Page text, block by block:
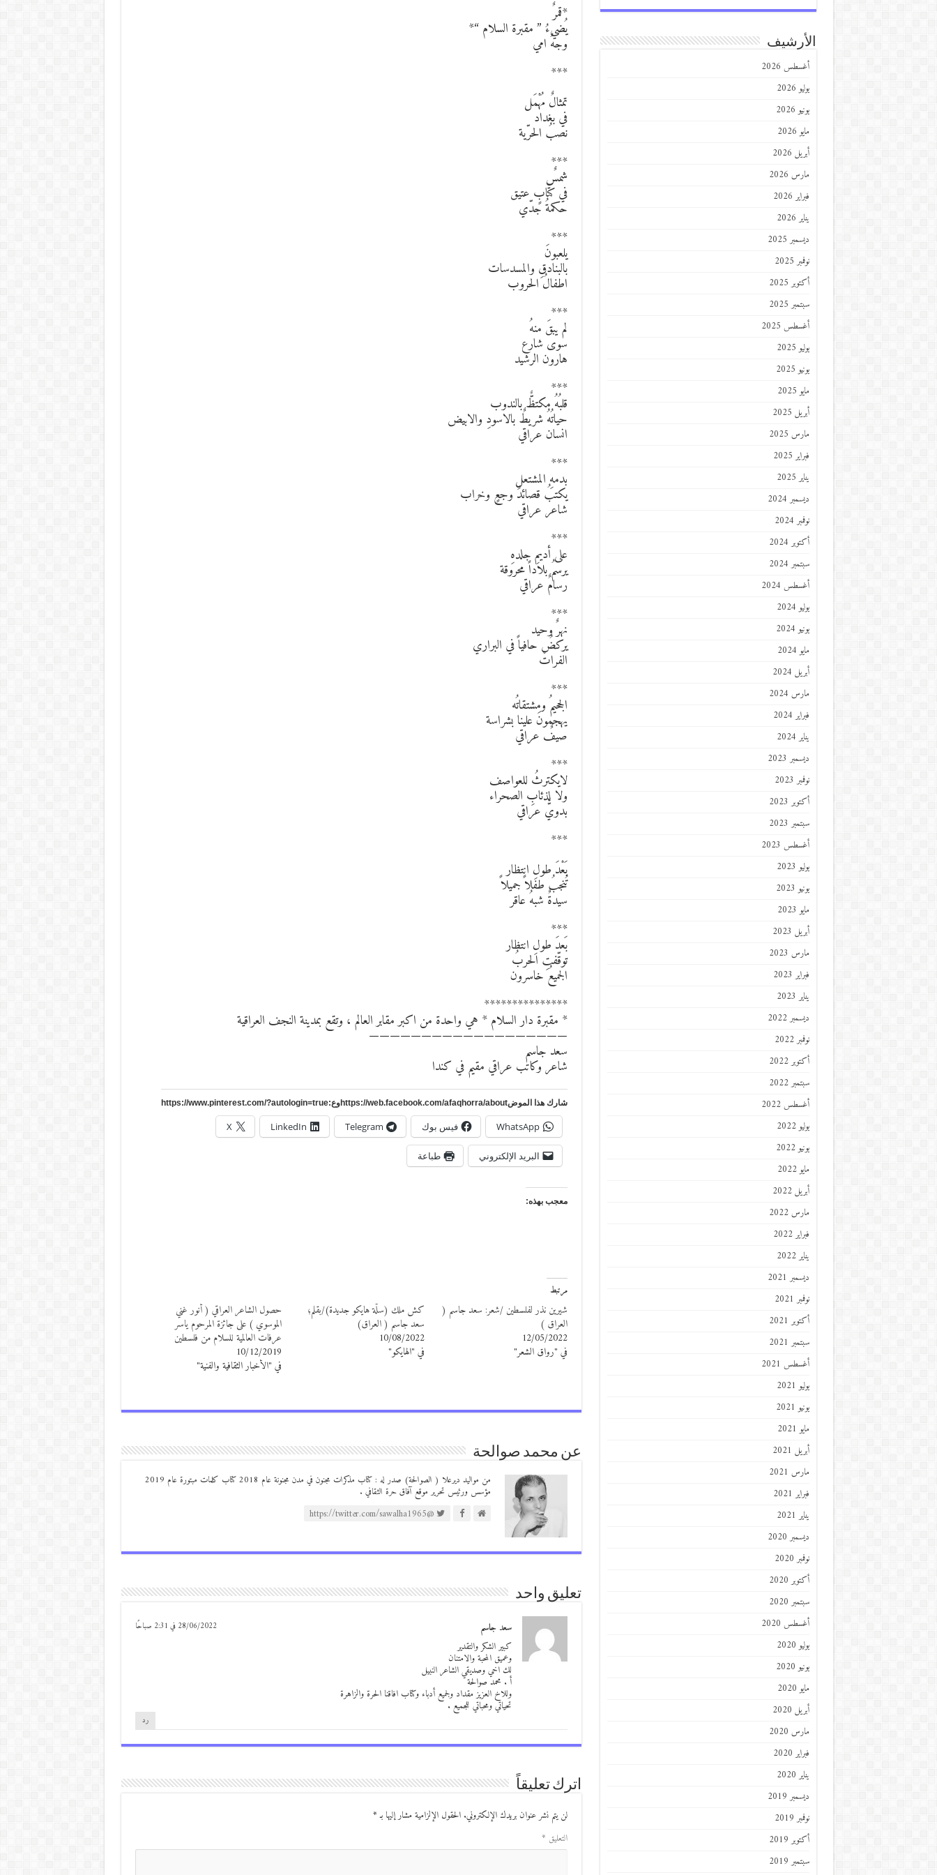
*قمرٌ
يُضيءُ ” مقبرة السلام “*
وجهُ امي
***
تمثالٌ مُهْمَل
في بغداد
نصبُ الحرّية
***
شمسٌ
في كتابٍ عتيق
حكمةُ جدّي
***
يلعبونَ
بالبنادقِ والمسدسات
اطفالُ الحروب
***
لم يبقَ منهُ
سوى شارع
هارون الرشيد
***
قلبُهُ مكتظٌّ بالندوب
حياتُهُ شريطٌ بالاسودِ والابيض
انسان عراقي
***
بدمهِ المشتعلِ
يكتبُ قصائدَ وجعٍ وخراب
شاعر عراقي
***
على أديمِ جلدهِ
يرسمُ بلاداً محروقة
رسامٌ عراقي
***
نهرٌ وحيد
يركضُ حافياً في البراري
الفراتْ
***
الجحيمُ ومشتقاتُه
يهجمونَ علينا بشراسة
صيفٌ عراقي
***
لايكترثُ للعواصف
ولا لذئابِ الصحراء
بدويٌّ عراقي
***
بَعْدَ طولِ انتظار
تُنجبُ طفلاً جميلاً
سيدةٌ شبهُ عاقر
***
بَعدَ طولِ انتظار
توقّفتِ الحربُ
الجميعُ خاسرون
***************
* مقبرة دار السلام * هي واحدة من اكبر مقابر العالم ، وتقع بمدينة النجف العراقية
———————————————————
سعد جاسم
شاعر وكاتب عراقي مقيم في كندا
شارك هذا الموضhttps://web.facebook.com/afaqhorra/aboutوع:https://www.pinterest.com/?autologin=true
WhatsApp فيس بوك Telegram
LinkedIn
X
البريد الإلكتروني طباعة
معجب بهذه:
مرتبط
شيرين نذر لفلسطين /شعر: سعد جاسم (
العراق )
12/05/2022
في "رواق الشعر"
كش ملك (سلّة هايكو جديدة)/بقلم؛
سعد جاسم ( العراق)
10/08/2022
في "الهايكو"
حصول الشاعر العراقي ( أنور غني
الموسوي ) على جائزة المرحوم ياسر
عرفات العالمية للسلام من فلسطين
10/12/2019
في "الأخبار الثقافية والفنية"
عن محمد صوالحة
من مواليد ديرعلا ( الصوالحة) صدر له : كتاب مذكرات مجنون في مدن مجنونة عام 2018 كتاب كلمات مبتورة عام 2019
مؤسس ورئيس تحرير موقع آفاق حرة الثقافي .
@https://twitter.com/sawalha1965
تعليق واحد
سعد جاسم 28/06/2022 في 2:31 صباحًا
كبير الشكر والتقدير
وعميق المحبة والامتنان
لك اخي وصديقي الشاعر النبيل
أ . محمد صوالحة
وللاخ العزيز مقداد ولجميع أدباء وكتاب افاقنا الحرة والزاهرة
تحياتي ومحباتي للجميع .
رد
اترك تعليقاً
لن يتم نشر عنوان بريدك الإلكتروني. الحقول الإلزامية مشار إليها بـ*
التعليق *
الأرشيف
أغسطس 2026
يوليو 2026
يونيو 2026
مايو 2026
أبريل 2026
مارس 2026
فبراير 2026
يناير 2026
ديسمبر 2025
نوفمبر 2025
أكتوبر 2025
سبتمبر 2025
أغسطس 2025
يوليو 2025
يونيو 2025
مايو 2025
أبريل 2025
مارس 2025
فبراير 2025
يناير 2025
ديسمبر 2024
نوفمبر 2024
أكتوبر 2024
سبتمبر 2024
أغسطس 2024
يوليو 2024
يونيو 2024
مايو 2024
أبريل 2024
مارس 2024
فبراير 2024
يناير 2024
ديسمبر 2023
نوفمبر 2023
أكتوبر 2023
سبتمبر 2023
أغسطس 2023
يوليو 2023
يونيو 2023
مايو 2023
أبريل 2023
مارس 2023
فبراير 2023
يناير 2023
ديسمبر 2022
نوفمبر 2022
أكتوبر 2022
سبتمبر 2022
أغسطس 2022
يوليو 2022
يونيو 2022
مايو 2022
أبريل 2022
مارس 2022
فبراير 2022
يناير 2022
ديسمبر 2021
نوفمبر 2021
أكتوبر 2021
سبتمبر 2021
أغسطس 2021
يوليو 2021
يونيو 2021
مايو 2021
أبريل 2021
مارس 2021
فبراير 2021
يناير 2021
ديسمبر 2020
نوفمبر 2020
أكتوبر 2020
سبتمبر 2020
أغسطس 2020
يوليو 2020
يونيو 2020
مايو 2020
أبريل 2020
مارس 2020
فبراير 2020
يناير 2020
ديسمبر 2019
نوفمبر 2019
أكتوبر 2019
سبتمبر 2019